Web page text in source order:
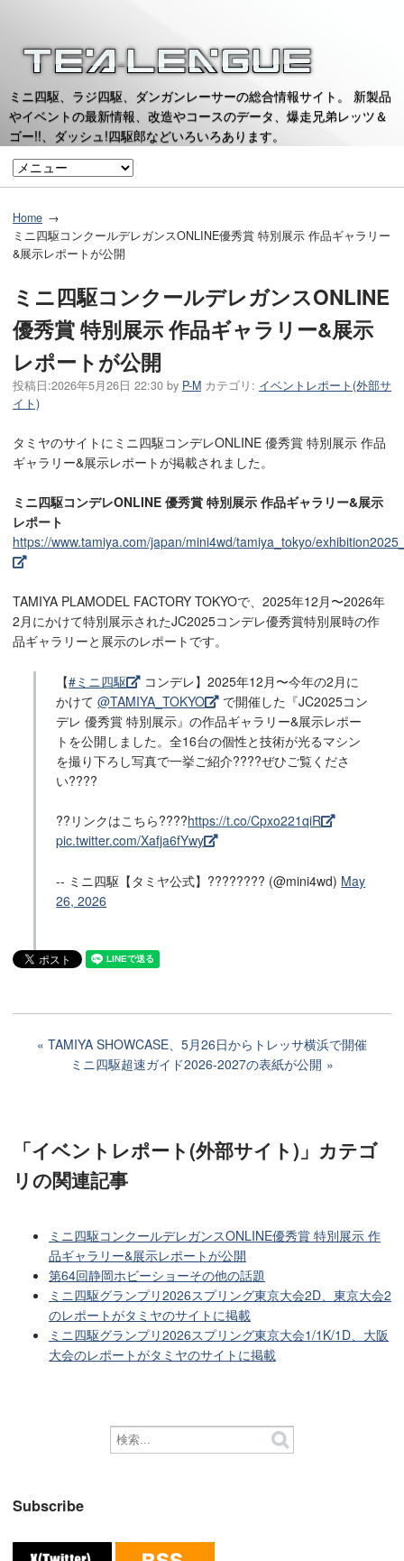
ミニ四駆、ラジ四駆、ダンガンレーサーの総合情報サイト。 新製品
やイベントの最新情報、改造やコースのデータ、爆走兄弟レッツ＆
ゴー!!、ダッシュ!四駆郎などいろいろあります。
Home
ミニ四駆コンクールデレガンスONLINE優秀賞 特別展示 作品ギャラリー
&展示レポートが公開
ミニ四駆コンクールデレガンスONLINE
優秀賞 特別展示 作品ギャラリー&展示
レポートが公開
投稿日:2026年5月26日 22:30 by P-M カテゴリ: イベントレポート(外部サ
イト)
タミヤのサイトにミニ四駆コンデレONLINE 優秀賞 特別展示 作品
ギャラリー&展示レポートが掲載されました。
ミニ四駆コンデレONLINE 優秀賞 特別展示 作品ギャラリー&展示
レポート
https://www.tamiya.com/japan/mini4wd/tamiya_tokyo/
TAMIYA PLAMODEL FACTORY TOKYOで、2025年12月〜2026年
2月にかけて特別展示されたJC2025コンデレ優秀賞特別展時の作
品ギャラリーと展示のレポートです。
【#ミニ四駆
コンデレ】2025年12月〜今年の2月に
かけて@TAMIYA_TOKYO
で開催した『JC2025コン
デレ 優秀賞 特別展示』の作品ギャラリー&展示レポー
トを公開しました。全16台の個性と技術が光るマシン
を撮り下ろし写真で一挙ご紹介????ぜひご覧くださ
い????
??リンクはこちら????https://t.co/Cpxo221qiR
pic.twitter.com/Xafja6fYwy
-- ミニ四駆【タミヤ公式】???????? (@mini4wd) May
26, 2026
TAMIYA SHOWCASE、5月26日からトレッサ横浜で開催
ミニ四駆超速ガイド2026-2027の表紙が公開
「イベントレポート(外部サイト)」カテゴ
リの関連記事
ミニ四駆コンクールデレガンスONLINE優秀賞 特別展示 作
品ギャラリー&展示レポートが公開
第64回静岡ホビーショーその他の話題
ミニ四駆グランプリ2026スプリング東京大会2D、東京大会2
のレポートがタミヤのサイトに掲載
ミニ四駆グランプリ2026スプリング東京大会1/1K/1D、大阪
大会のレポートがタミヤのサイトに掲載
Subscribe